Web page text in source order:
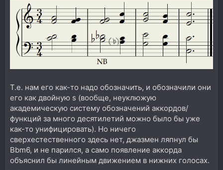
Т.е. нам его как-то надо обозначить, и обозначили они
его как двойную s (вообще, неуклюжую
академическую систему обозначений аккордов/
функций за много десятилетий можно было бы уже
как-то унифицировать). Но ничего
сверхестественного здесь нет, джазмен ляпнул бы
Bbm6, и не парился, а само появление аккорда
объяснил бы линейным движением в нижних голосах.